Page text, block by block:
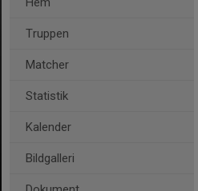
Truppen
Matcher
Statistik
Kalender
Bildgalleri